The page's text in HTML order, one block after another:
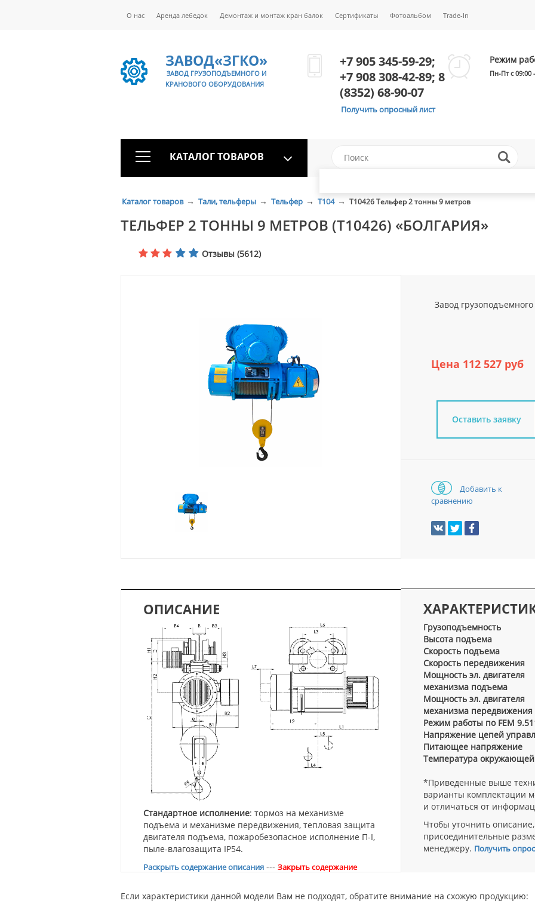
О нас Аренда лебедок Демонтаж и монтаж кран балок Сертификаты Фотоальбом Trade-In
ЗАВОД«ЗГКО»
ЗАВОД ГРУЗОПОДЪЕМНОГО И
КРАНОВОГО ОБОРУДОВАНИЯ
+7 905 345-59-29;
+7 908 308-42-89; 8
(8352) 68-90-07
Получить опросный лист
Режим
Пн-Пт с 09:00
КАТАЛОГ ТОВАРОВ
Каталог товаров → Тали, тельферы → Тельфер → Т104 → Т10426 Тельфер 2 тонны 9 метров
ТЕЛЬФЕР 2 ТОННЫ 9 МЕТРОВ (Т10426) «БОЛГАРИЯ»
Отзывы (5612)
Завод
Цена 112 527 руб
Оставить заявку
Добавить к
сравнению
ОПИСАНИЕ
Стандартное исполнение: тормоз на механизме
подъема и механизме передвижения, тепловая защита
двигателя подъема, пожаробезопасное исполнение П-I,
пыле-влагозащита IP54.
Раскрыть содержание описания --- Закрыть содержание
Грузоподъемность
Высота подъема
Скорость подъема
Скорость передвижения
Мощность эл. двигателя
механизма подъема
Мощность эл. двигателя
механизма передвижения
Режим работы по FEM
Напряжение цепей
Питающее напряжение
Температура
*Приведенные выше
варианты комплектации
и отличаться от
Чтобы уточнить
присоединительные
менеджеру. Получить
Если характеристики данной модели Вам не подходят, обратите внимание на схожую продукцию: